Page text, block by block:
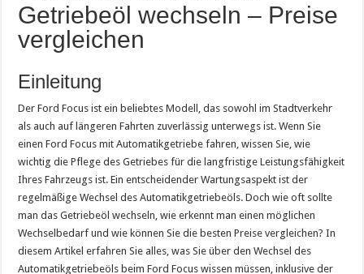
Getriebeöl wechseln – Preise
vergleichen
Einleitung
Der Ford Focus ist ein beliebtes Modell, das sowohl im Stadtverkehr
als auch auf längeren Fahrten zuverlässig unterwegs ist. Wenn Sie
einen Ford Focus mit Automatikgetriebe fahren, wissen Sie, wie
wichtig die Pflege des Getriebes für die langfristige Leistungsfähigkeit
Ihres Fahrzeugs ist. Ein entscheidender Wartungsaspekt ist der
regelmäßige Wechsel des Automatikgetriebeöls. Doch wie oft sollte
man das Getriebeöl wechseln, wie erkennt man einen möglichen
Wechselbedarf und wie können Sie die besten Preise vergleichen? In
diesem Artikel erfahren Sie alles, was Sie über den Wechsel des
Automatikgetriebeöls beim Ford Focus wissen müssen, inklusive der